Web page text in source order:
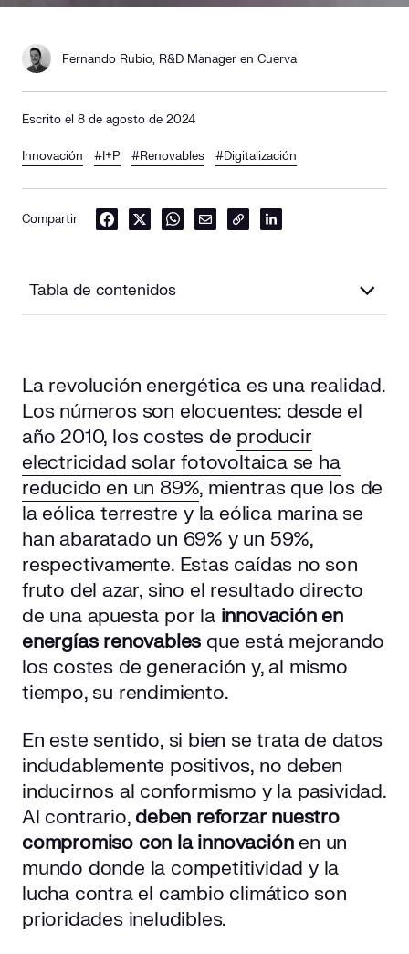
Fernando Rubio, R&D Manager en Cuerva
Escrito el 8 de agosto de 2024
Innovación #I+P #Renovables #Digitalización
Compartir
Tabla de contenidos
Beneficios de fomentar la innovación interna en el
sector energético
Innovación en energías renovables: principales líneas
de investigación
El futuro de la innovación en energías renovables y el
sector energético
La revolución energética es una realidad.
Los números son elocuentes: desde el
año 2010, los costes de producir
electricidad solar fotovoltaica se ha
reducido en un 89%, mientras que los de
la eólica terrestre y la eólica marina se
han abaratado un 69% y un 59%,
respectivamente. Estas caídas no son
fruto del azar, sino el resultado directo
de una apuesta por la innovación en
energías renovables que está mejorando
los costes de generación y, al mismo
tiempo, su rendimiento.
En este sentido, si bien se trata de datos
indudablemente positivos, no deben
inducirnos al conformismo y la pasividad.
Al contrario, deben reforzar nuestro
compromiso con la innovación en un
mundo donde la competitividad y la
lucha contra el cambio climático son
prioridades ineludibles.